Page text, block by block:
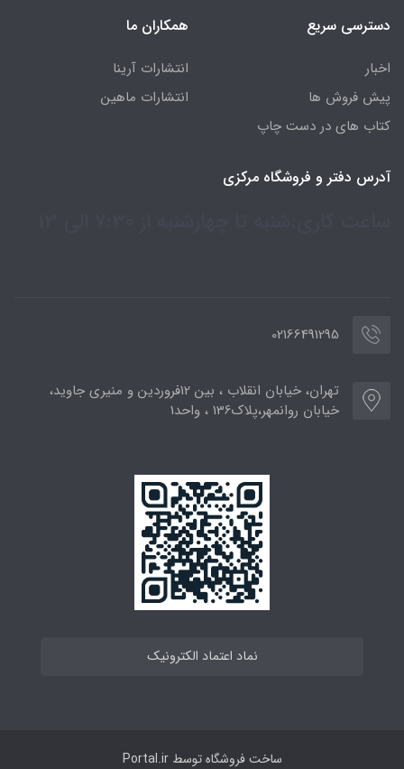
دسترسی سریع
اخبار
پیش فروش ها
کتاب های در دست چاپ
همکاران ما
انتشارات آرینا
انتشارات ماهین
آدرس دفتر و فروشگاه مرکزی
02166491295
تهران، خیابان انقلاب ، بین 12فروردین و منیری جاوید،
خیابان روانمهر،پلاک136 ، واحد1
نماد اعتماد الکترونیک
ساخت فروشگاه توسطPortal.ir